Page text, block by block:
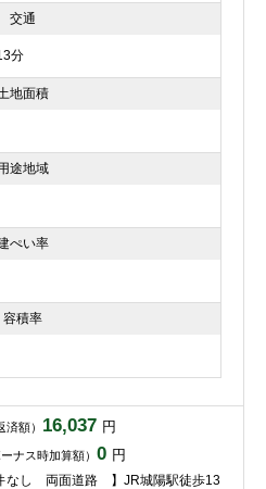
交通
分
地面積
途地域
ぺい率
容積率
済額） 16,037 円
ーナス時加算額） 0 円
なし 両面道路 】JR城陽駅徒歩13